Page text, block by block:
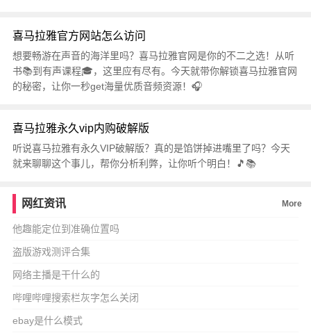
喜马拉雅官方网站怎么访问
想要畅游在声音的海洋里吗？喜马拉雅官网是你的不二之选！从听
书📚到有声课程🎓，这里应有尽有。今天就带你解锁喜马拉雅官网
的秘密，让你一秒get海量优质音频资源！🎧
喜马拉雅永久vip内购破解版
听说喜马拉雅有永久VIP破解版？真的是馅饼掉进嘴里了吗？今天
就来聊聊这个事儿，帮你分析利弊，让你听个明白！🎵📚
网红资讯 More
他趣能定位到准确位置吗
盗版游戏测评合集
网络主播是干什么的
哔哩哔哩搜索栏灰字怎么关闭
ebay是什么模式